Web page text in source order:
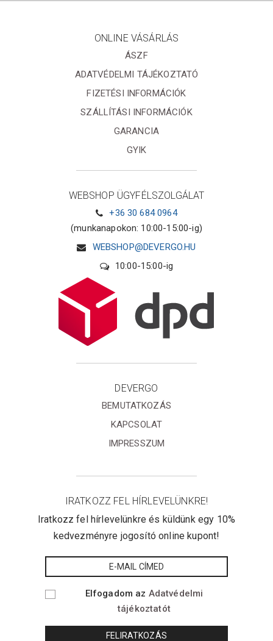
ONLINE VÁSÁRLÁS
ÁSZF
ADATVÉDELMI TÁJÉKOZTATÓ
FIZETÉSI INFORMÁCIÓK
SZÁLLÍTÁSI INFORMÁCIÓK
GARANCIA
GYIK
WEBSHOP ÜGYFÉLSZOLGÁLAT
+36 30 684 0964
(munkanapokon: 10:00-15:00-ig)
WEBSHOP@DEVERGO.HU
10:00-15:00-ig
DEVERGO
BEMUTATKOZÁS
KAPCSOLAT
IMPRESSZUM
IRATKOZZ FEL HÍRLEVELÜNKRE!
Iratkozz fel hírlevelünkre és küldünk egy 10%
kedvezményre jogosító online kupont!
Elfogadom az Adatvédelmi
tájékoztatót